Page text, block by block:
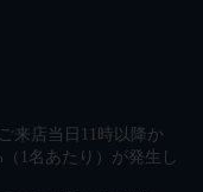
来店当日11時以降か
1名あたり）が発生し